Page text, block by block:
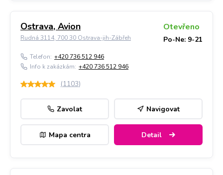
Ostrava, Avion
Rudná 3114, 700 30 Ostrava-jih-Zábřeh
Otevřeno
Po-Ne: 9-21
Telefon: +420 736 512 946
Info k zakázkám: +420 736 512 946
(1103)
Zavolat Navigovat
Mapa centra Detail